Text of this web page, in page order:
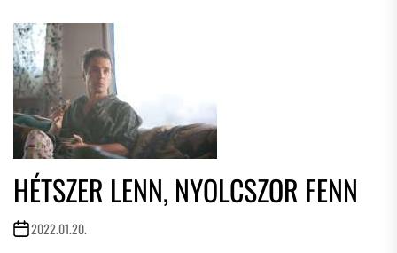
HÉTSZER LENN, NYOLCSZOR FENN
2022.01.20.